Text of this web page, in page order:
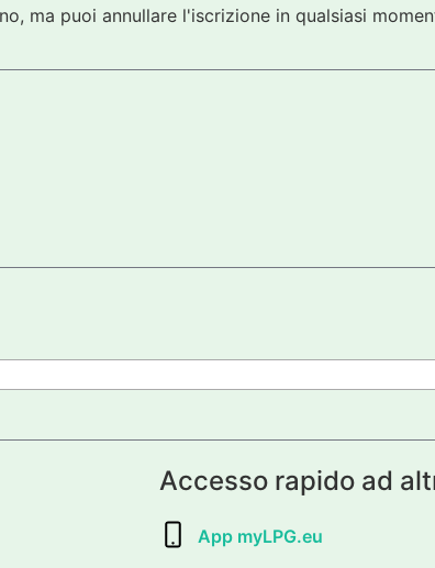
ma puoi annullare l'iscrizione in qualsiasi
Accesso rapido ad
App myLPG.eu